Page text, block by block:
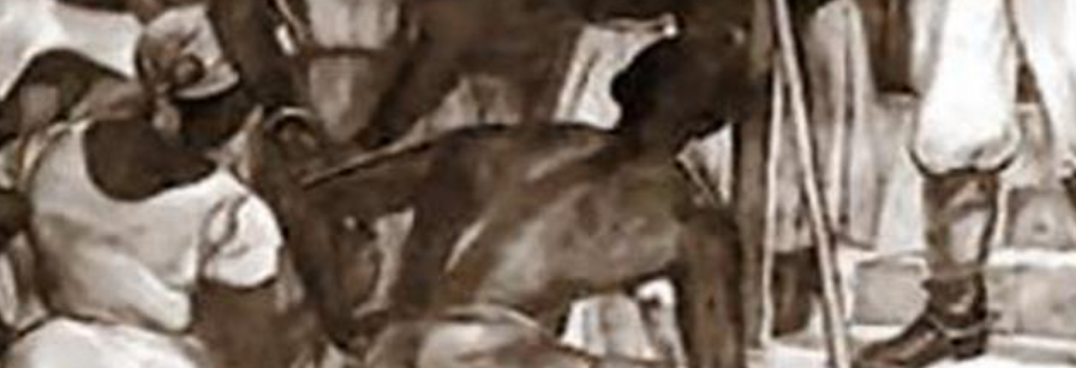
vídeo